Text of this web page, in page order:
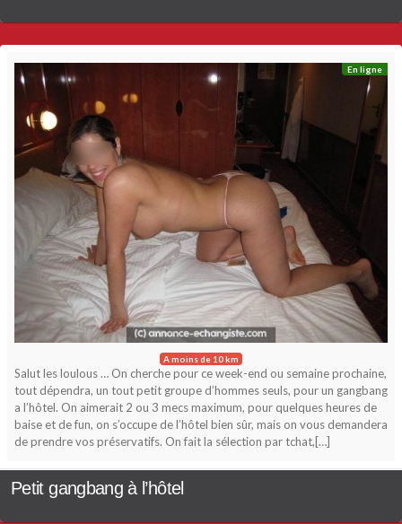
En ligne
A moins de 10 km
Salut les loulous … On cherche pour ce week-end ou semaine prochaine,
tout dépendra, un tout petit groupe d’hommes seuls, pour un gangbang
a l’hôtel. On aimerait 2 ou 3 mecs maximum, pour quelques heures de
baise et de fun, on s’occupe de l’hôtel bien sûr, mais on vous demandera
de prendre vos préservatifs. On fait la sélection par tchat,[…]
Petit gangbang à l’hôtel